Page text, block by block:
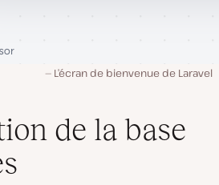
L’écran de bienvenue de Laravel
de la base